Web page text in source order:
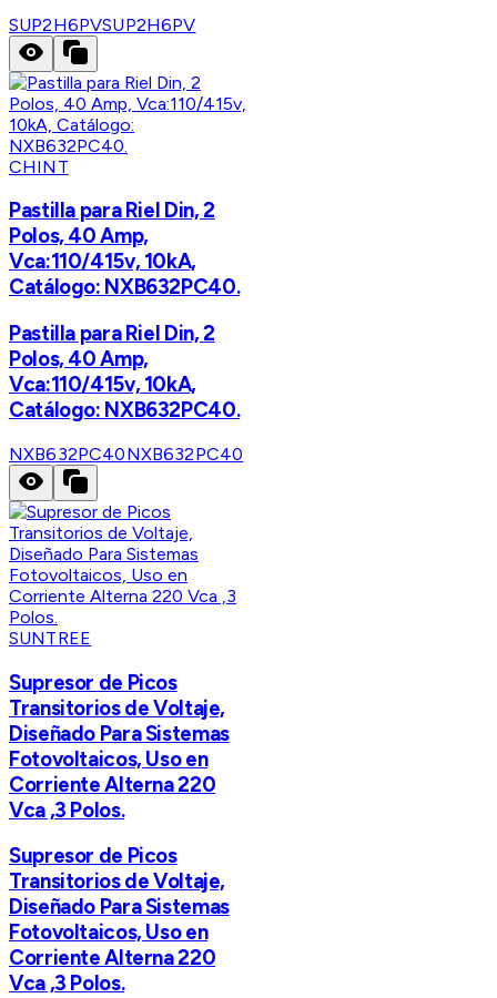
SUP2H6PVSUP2H6PV
CHINT
Pastilla para Riel Din, 2
Polos, 40 Amp,
Vca:110/415v, 10kA,
Catálogo: NXB632PC40.
Pastilla para Riel Din, 2
Polos, 40 Amp,
Vca:110/415v, 10kA,
Catálogo: NXB632PC40.
NXB632PC40NXB632PC40
SUNTREE
Supresor de Picos
Transitorios de Voltaje,
Diseñado Para Sistemas
Fotovoltaicos, Uso en
Corriente Alterna 220
Vca ,3 Polos.
Supresor de Picos
Transitorios de Voltaje,
Diseñado Para Sistemas
Fotovoltaicos, Uso en
Corriente Alterna 220
Vca ,3 Polos.